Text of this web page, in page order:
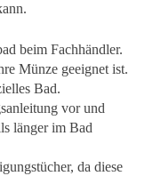
beim Fachhändler.
Münze geeignet ist.
Bad.
vor und
länger im Bad
da diese